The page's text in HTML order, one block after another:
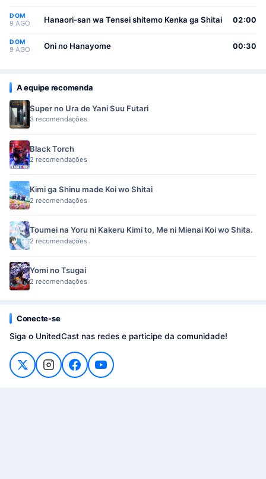
DOM
9 AGO Hanaori-san wa Tensei shitemo Kenka ga Shitai 02:00
DOM
9 AGO Oni no Hanayome 00:30
A equipe recomenda
Super no Ura de Yani Suu Futari
3 recomendações
Black Torch
2 recomendações
Kimi ga Shinu made Koi wo Shitai
2 recomendações
Toumei na Yoru ni Kakeru Kimi to, Me ni Mienai Koi wo Shita.
2 recomendações
Yomi no Tsugai
2 recomendações
Conecte-se
Siga o UnitedCast nas redes e participe da comunidade!